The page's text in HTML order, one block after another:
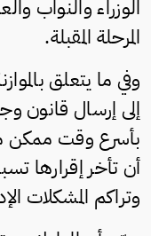
الوزراء والنواب
المرحلة المقبلة.
وفي ما يتعلق
إلى إرسال قانون
بأسرع وقت ممكن
أن تأخر إقرارها
وتراكم المشكلات